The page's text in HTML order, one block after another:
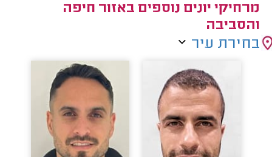
מרחיקי יונים נוספים באזור חיפה
והסביבה
בחירת עיר